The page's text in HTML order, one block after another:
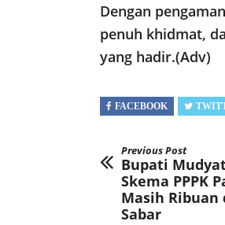
Dengan
penuh khidmat,
yang hadir.(Adv)
FACEBOOK
Previous Post
Bupati
Skema PPPK
Masih Ribuan
Sabar